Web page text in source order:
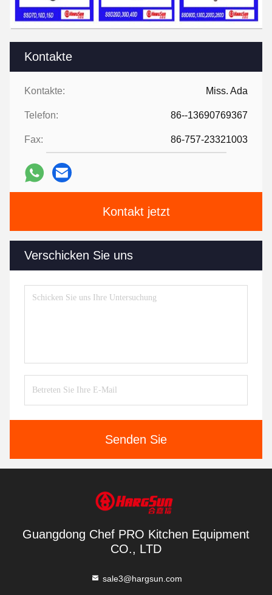
Kontakte
Kontakte: Miss. Ada
Telefon: 86--13690769367
Fax: 86-757-23321003
Kontakt jetzt
Verschicken Sie uns
Senden Sie
Guangdong Chef PRO Kitchen Equipment
CO., LTD
sale3@hargsun.com